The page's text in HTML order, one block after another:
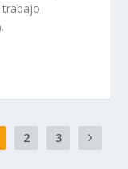
trabajo
2 3